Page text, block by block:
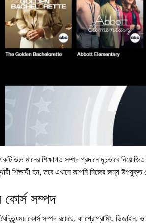
উচ্চ মানের শিক্ষাগত সম্পদ প্রদানে দৃঢ়ভাবে নিয়োজিত
শিক্ষার্থী হন, তবে এখানে আপনি নিজের জন্য
কোর্স সম্পদ
কোর্স সম্পদ রয়েছে, যা প্রোগ্রামিং, ডিজাইন,